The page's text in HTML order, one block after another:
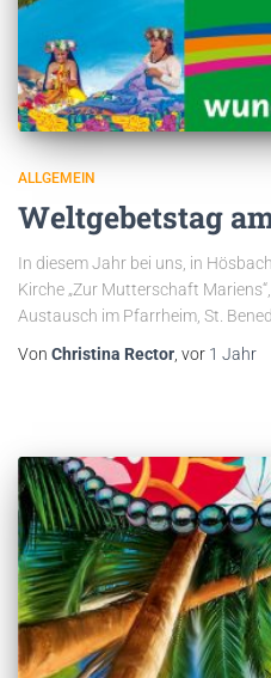
ALLGEMEIN
Weltgebetstag
In diesem Jahr bei uns, in
Kirche „Zur Mutterschaft
Austausch im Pfarrheim, St.
Von Christina Rector , vor 1 Jahr